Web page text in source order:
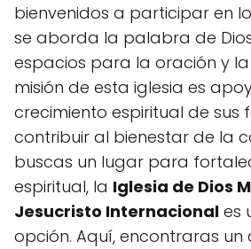
bienvenidos a participar en
se aborda la palabra de
espacios para la oración y la
misión de esta iglesia es
crecimiento espiritual de sus
contribuir al bienestar de la
buscas un lugar para
espiritual, la Iglesia de Dios
Jesucristo Internacional es
opción. Aquí, encontraras